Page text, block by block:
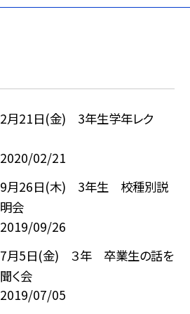
2月21日(金) 3年生学年レク
2020/02/21
9月26日(木) 3年生 校種別説
明会
2019/09/26
7月5日(金) ３年 卒業生の話を
聞く会
2019/07/05